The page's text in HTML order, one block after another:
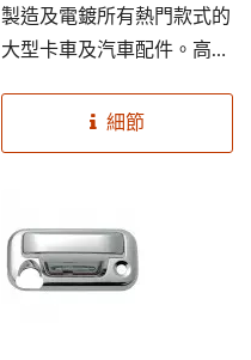
製造及電鍍所有熱門款式的
大型卡車及汽車配件。高規
觀能延長使用期限並美化您
的車子。提高您的後車門手
細節